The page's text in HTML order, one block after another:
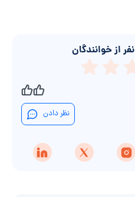
نفر از خوانندگان
نظر دادن